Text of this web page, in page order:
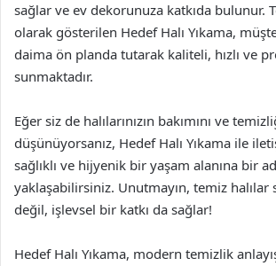
sağlar ve ev dekorunuza katkıda bulunur.
olarak gösterilen Hedef Halı Yıkama,
daima ön planda tutarak kaliteli, hızlı ve
sunmaktadır.
Eğer siz de halılarınızın bakımını ve
düşünüyorsanız, Hedef Halı Yıkama ile
sağlıklı ve hijyenik bir yaşam alanına bir
yaklaşabilirsiniz. Unutmayın, temiz halılar
değil, işlevsel bir katkı da sağlar!
Hedef Halı Yıkama, modern temizlik